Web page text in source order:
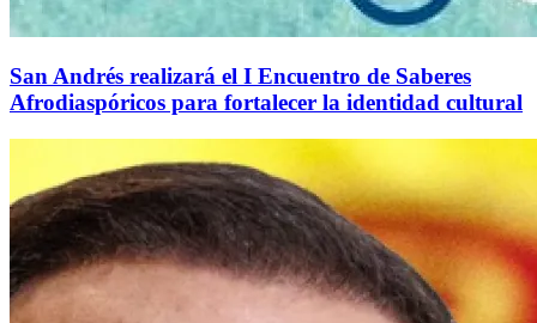
San Andrés realizará el I Encuentro de Saberes
Afrodiaspóricos para fortalecer la identidad cultural